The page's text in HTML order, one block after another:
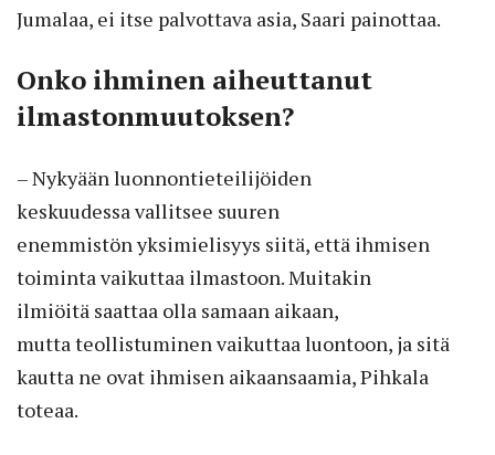
Jumalaa, ei itse palvottava asia, Saari painottaa.
Onko ihminen aiheuttanut
ilmastonmuutoksen?
– Nykyään luonnontieteilijöiden
keskuudessa vallitsee suuren
enemmistön yksimielisyys siitä, että ihmisen
toiminta vaikuttaa ilmastoon. Muitakin
ilmiöitä saattaa olla samaan aikaan,
mutta teollistuminen vaikuttaa luontoon, ja sitä
kautta ne ovat ihmisen aikaansaamia, Pihkala
toteaa.